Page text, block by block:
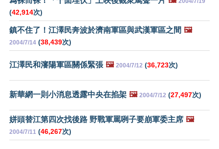
(42,914次)
鎮不住了！江澤民奔波於濟南軍區與武漢軍區之間 🖼️
2004/7/14 (38,439次)
江澤民和瀋陽軍區關係緊張 🖼️ 2004/7/12 (36,723次)
新華網一則小消息透露中央在掐架 🖼️ 2004/7/12 (27,497次)
姘頭替江第四次找後路 野戰軍罵咧子要崩軍委主席 🖼️
2004/7/11 (46,267次)